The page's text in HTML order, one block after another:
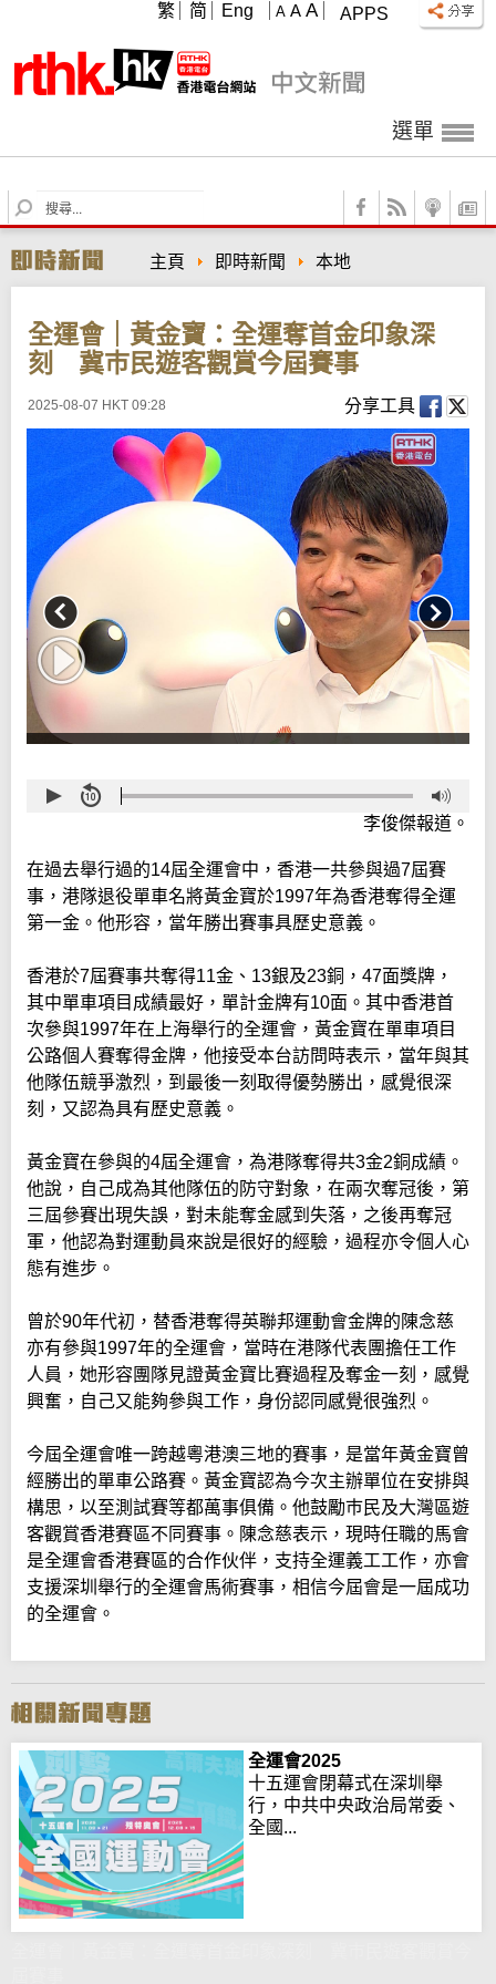
APPS
A A A
繁 简 Eng
選單
S
e
r
c
主頁 即時新聞 本地
全運會｜黃金寶：全運奪首金印象深
刻 冀巿民遊客觀賞今屆賽事
2025-08-07 HKT 09:28 分享工具
李俊傑報道。
在過去舉行過的14屆全運會中，香港一共參與過7屆賽
事，港隊退役單車名將黃金寶於1997年為香港奪得全運
第一金。他形容，當年勝出賽事具歷史意義。
香港於7屆賽事共奪得11金、13銀及23銅，47面獎牌，
其中單車項目成績最好，單計金牌有10面。其中香港首
次參與1997年在上海舉行的全運會，黃金寶在單車項目
公路個人賽奪得金牌，他接受本台訪問時表示，當年與其
他隊伍競爭激烈，到最後一刻取得優勢勝出，感覺很深
刻，又認為具有歷史意義。
黃金寶在參與的4屆全運會，為港隊奪得共3金2銅成績。
他說，自己成為其他隊伍的防守對象，在兩次奪冠後，第
三屆參賽出現失誤，對未能奪金感到失落，之後再奪冠
軍，他認為對運動員來說是很好的經驗，過程亦令個人心
態有進步。
曾於90年代初，替香港奪得英聯邦運動會金牌的陳念慈
亦有參與1997年的全運會，當時在港隊代表團擔任工作
人員，她形容團隊見證黃金寶比賽過程及奪金一刻，感覺
興奮，自己又能夠參與工作，身份認同感覺很強烈。
今屆全運會唯一跨越粵港澳三地的賽事，是當年黃金寶曾
經勝出的單車公路賽。黃金寶認為今次主辦單位在安排與
構思，以至測試賽等都萬事俱備。他鼓勵巿民及大灣區遊
客觀賞香港賽區不同賽事。陳念慈表示，現時任職的馬會
是全運會香港賽區的合作伙伴，支持全運義工工作，亦會
支援深圳舉行的全運會馬術賽事，相信今屆會是一屆成功
的全運會。
全運會2025
十五運會閉幕式在深圳舉
行，中共中央政治局常委、
全國...